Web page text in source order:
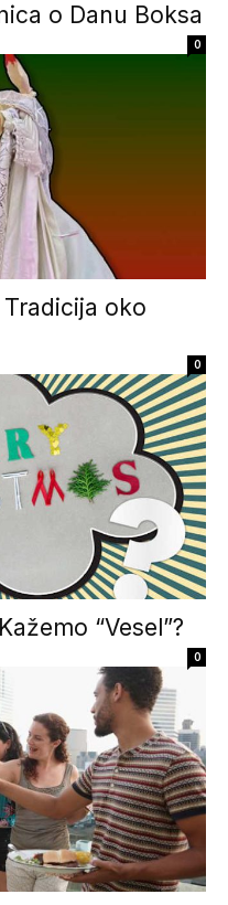
o Danu Boksa
0
oko
0
“Vesel”?
0